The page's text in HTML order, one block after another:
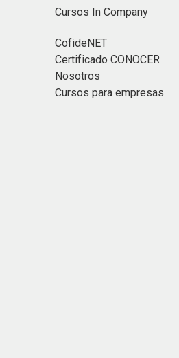
Cursos In Company
CofideNET
Certificado CONOCER
Nosotros
Cursos para empresas